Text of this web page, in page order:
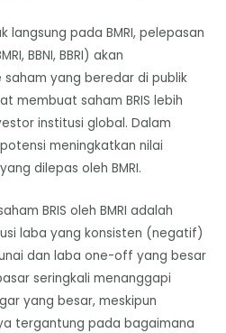
langsung pada BMRI, pelepasan
BBNI, BBRI) akan
yang beredar di publik
membuat saham BRIS lebih
institusi global. Dalam
meningkatkan nilai
dilepas oleh BMRI.
BRIS oleh BMRI adalah
laba yang konsisten (negatif)
dan laba one-off yang besar
seringkali menanggapi
yang besar, meskipun
tergantung pada bagaimana